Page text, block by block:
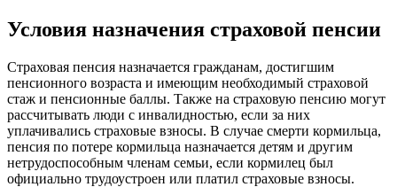
Условия назначения страховой пенсии
Страховая пенсия назначается гражданам, достигшим
пенсионного возраста и имеющим необходимый страховой
стаж и пенсионные баллы. Также на страховую пенсию могут
рассчитывать люди с инвалидностью, если за них
уплачивались страховые взносы. В случае смерти кормильца,
пенсия по потере кормильца назначается детям и другим
нетрудоспособным членам семьи, если кормилец был
официально трудоустроен или платил страховые взносы.